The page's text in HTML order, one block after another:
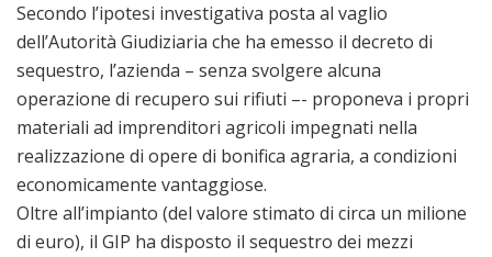
Secondo l’ipotesi investigativa posta al vaglio
dell’Autorità Giudiziaria che ha emesso il decreto di
sequestro, l’azienda – senza svolgere alcuna
operazione di recupero sui rifiuti –- proponeva i propri
materiali ad imprenditori agricoli impegnati nella
realizzazione di opere di bonifica agraria, a condizioni
economicamente vantaggiose.
Oltre all’impianto (del valore stimato di circa un milione
di euro), il GIP ha disposto il sequestro dei mezzi